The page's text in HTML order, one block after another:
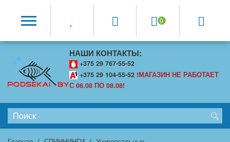
0
НАШИ КОНТАКТЫ:
+375 29 767-55-52
+375 29 104-55-52 !МАГАЗИН НЕ РАБОТАЕТ
С 06.08 ПО 08.08!